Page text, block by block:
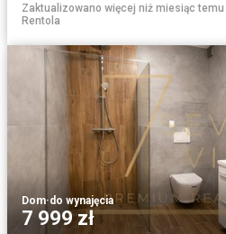
Zaktualizowano więcej niż miesiąc temu
Rentola
Dom·do wynajęcia
7 999 zł